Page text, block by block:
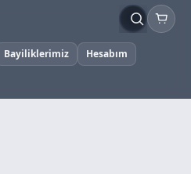
Bayiliklerimiz
Hesabım